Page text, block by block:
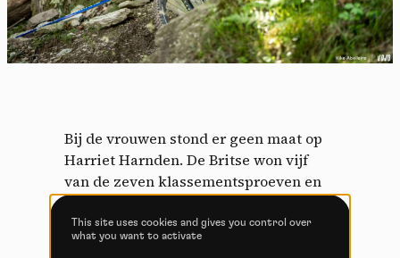
Bij de vrouwen stond er geen maat op
Harriet Harnden. De Britse won vijf
van de zeven klassementsproeven en
telde aan het eind een voorsprong van
24 seconden op Ella Conolly.
Allow all cookies Deny all cookies
Video sharing services help to add rich media on the
site and increase its visibility.
Vimeo disallowed -This service can
Allow Deny
This site uses cookies and gives you control over
what you want to activate